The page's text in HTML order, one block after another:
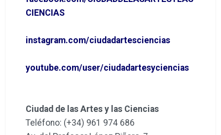
CIENCIAS
instagram.com/ciudadartesciencias
youtube.com/user/ciudadartesyciencias
Ciudad de las Artes y las Ciencias
Teléfono: (+34) 961 974 686